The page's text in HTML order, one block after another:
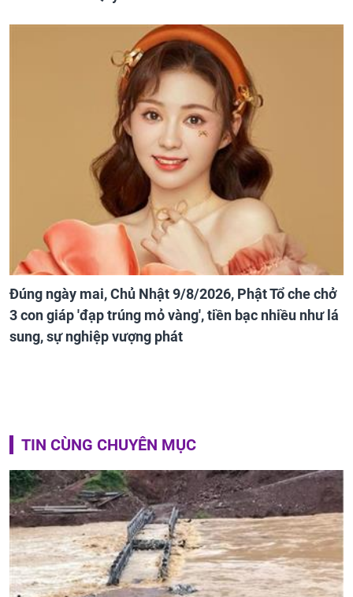
Đúng ngày mai, Chủ Nhật 9/8/2026, Phật Tổ che chở
3 con giáp 'đạp trúng mỏ vàng', tiền bạc nhiều như lá
sung, sự nghiệp vượng phát
TIN CÙNG CHUYÊN MỤC